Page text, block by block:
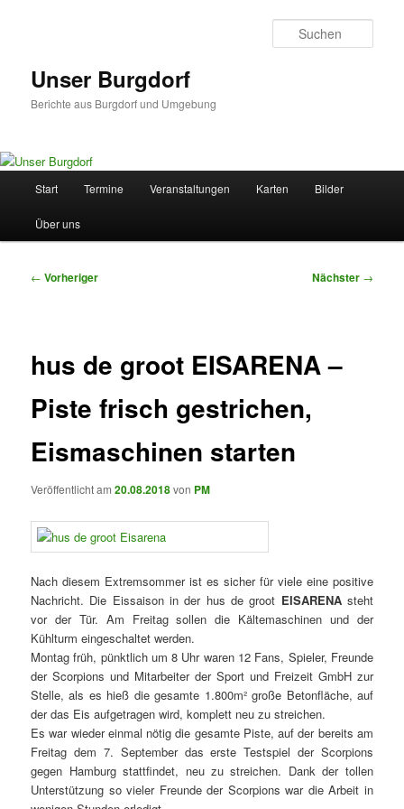
Unser Burgdorf
Berichte aus Burgdorf und Umgebung
Start Termine Veranstaltungen Karten Bilder
Über uns
Beitragsnavigation
← Vorheriger Nächster →
hus de groot EISARENA –
Piste frisch gestrichen,
Eismaschinen starten
Veröffentlicht am20.08.2018von PM
Nach diesem Extremsommer ist es sicher für viele eine positive
Nachricht. Die Eissaison in der hus de groot EISARENAsteht
vor der Tür. Am Freitag sollen die Kältemaschinen und der
Kühlturm eingeschaltet werden.
Montag früh, pünktlich um 8 Uhr waren 12 Fans, Spieler, Freunde
der Scorpions und Mitarbeiter der Sport und Freizeit GmbH zur
Stelle, als es hieß die gesamte 1.800m² große Betonfläche, auf
der das Eis aufgetragen wird, komplett neu zu streichen.
Es war wieder einmal nötig die gesamte Piste, auf der bereits am
Freitag dem 7. September das erste Testspiel der Scorpions
gegen Hamburg stattfindet, neu zu streichen. Dank der tollen
Unterstützung so vieler Freunde der Scorpions war die Arbeit in